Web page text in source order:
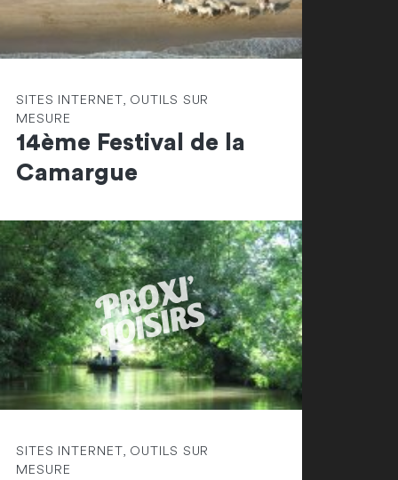
SITES INTERNET, OUTILS SUR
MESURE
14ème Festival de la
Camargue
SITES INTERNET, OUTILS SUR
MESURE